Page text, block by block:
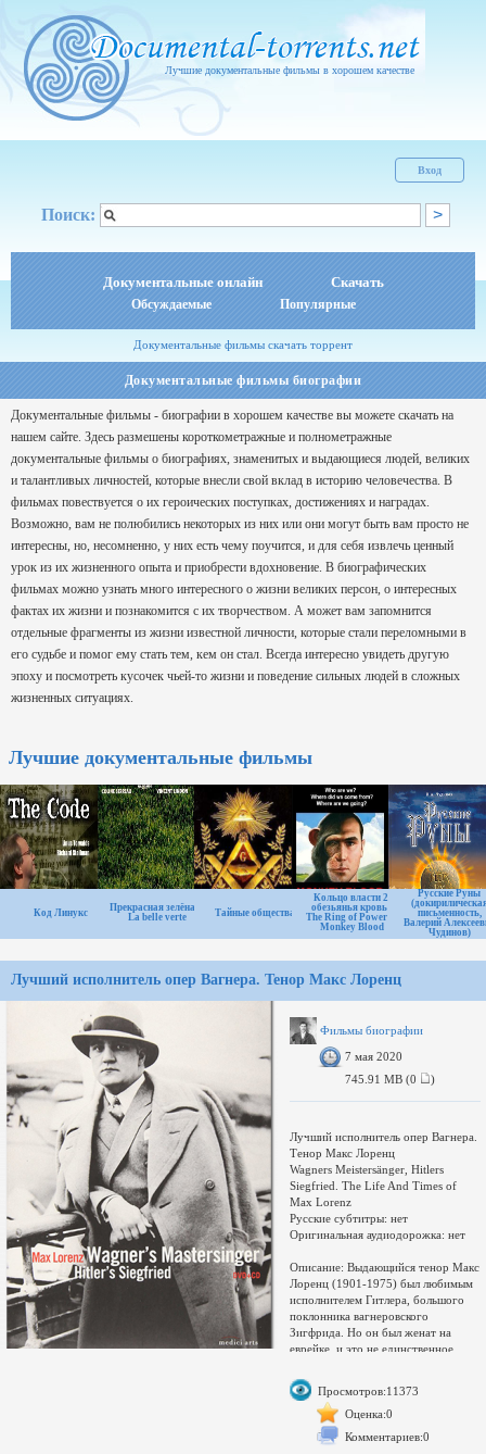
Лучшие документальные фильмы в хорошем качестве
Вход
Поиск:
Документальные онлайн Скачать
Обсуждаемые Популярные
Документальные фильмы скачать торрент
Документальные фильмы биографии
Документальные фильмы - биографии в хорошем качестве вы можете скачать на
нашем сайте. Здесь размешены короткометражные и полнометражные
документальные фильмы о биографиях, знаменитых и выдающиеся людей, великих
и талантливых личностей, которые внесли свой вклад в историю человечества. В
фильмах повествуется о их героических поступках, достижениях и наградах.
Возможно, вам не полюбились некоторых из них или они могут быть вам просто не
интересны, но, несомненно, у них есть чему поучится, и для себя извлечь ценный
урок из их жизненного опыта и приобрести вдохновение. В биографических
фильмах можно узнать много интересного о жизни великих персон, о интересных
фактах их жизни и познакомится с их творчеством. А может вам запомнится
отдельные фрагменты из жизни известной личности, которые стали переломными в
его судьбе и помог ему стать тем, кем он стал. Всегда интересно увидеть другую
эпоху и посмотреть кусочек чьей-то жизни и поведение сильных людей в сложных
жизненных ситуациях.
Лучшие документальные фильмы
Код Линукс
Прекрасная зелёная /
La belle verte
Тайные общества
Кольцо власти 2:
обезьянья кровь /
The Ring of Power 2:
Monkey Blood
Русские Руны
письменность,
Валерий
Чудинов)
Лучший исполнитель опер Вагнера. Тенор Макс Лоренц
Фильмы биографии
7 мая 2020
745.91 MB (0
)
Лучший исполнитель опер Вагнера.
Тенор Макс Лоренц
Wagners Meistersänger, Hitlers
Siegfried. The Life And Times of
Max Lorenz
Русские субтитры: нет
Оригинальная аудиодорожка: нет
Описание: Выдающийся тенор Макс
Лоренц (1901-1975) был любимым
исполнителем Гитлера, большого
поклонника вагнеровского
Зигфрида. Но он был женат на
еврейке, и это не единственное
моралью. Биография этой
выдающейся личности, тесно
переплетённая с эпохой бурных
исторических событий, является
предметом нашего фильма.
Просмотров:11373
Оценка:0
Комментариев:0